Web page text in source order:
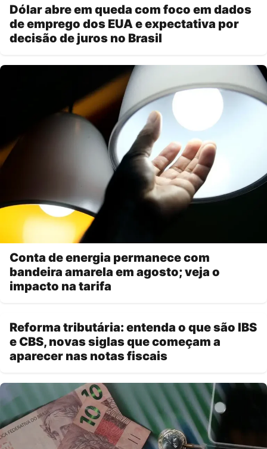
Dólar abre em queda com foco em dados
de emprego dos EUA e expectativa por
decisão de juros no Brasil
Conta de energia permanece com
bandeira amarela em agosto; veja o
impacto na tarifa
Reforma tributária: entenda o que são IBS
e CBS, novas siglas que começam a
aparecer nas notas fiscais